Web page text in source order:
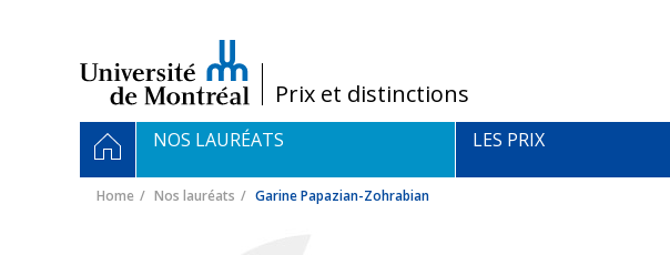
/Prix et distinctions
Navigation
principale
HOMENOS LAURÉATS LES PRIX
Home Nos lauréats Garine Papazian-Zohrabian